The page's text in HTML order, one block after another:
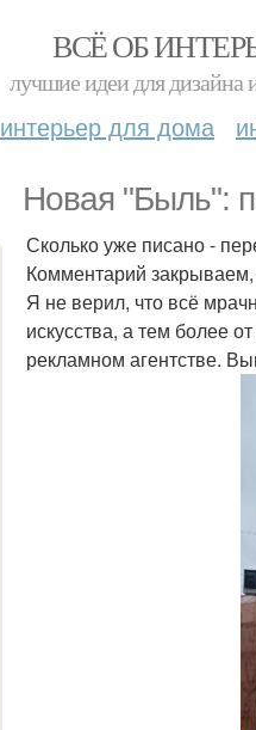
ВСЁ ОБ
лучшие идеи для дизайна
интерьер для дома
Новая "Быль":
Сколько уже писано -
Комментарий
Я не верил, что всё
искусства, а тем более
рекламном агентстве.